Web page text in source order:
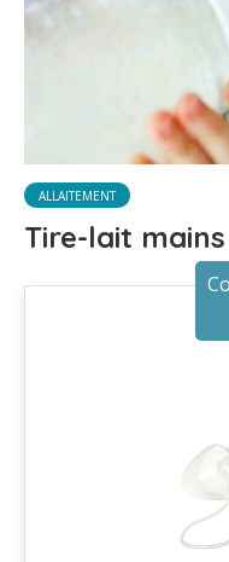
ALLAITEMENT
Tire-lait